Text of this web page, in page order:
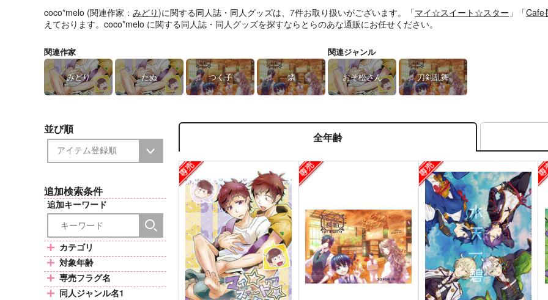
coco*melo (関連作家： みどり)に関する同人誌・同人グッズは、7件お取り扱いがございます。「マイ☆スイート☆スター 」「Cafe
えております。coco*melo に関する同人誌・同人グッズを探すならとらのあな通販にお任せください。
関連作家
みどり たぬ つく子 燐
関連ジャンル
おそ松さん 刀剣乱舞
並び順
追加検索条件
追加キーワード
カテゴリ
対象年齢
専売フラグ名
同人ジャンル名1
全年齢